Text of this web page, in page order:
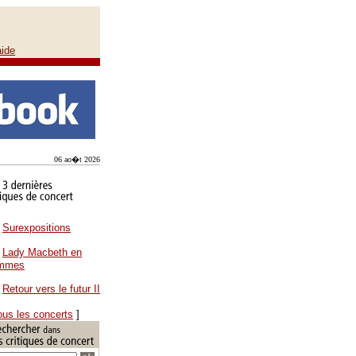
06 ao�t 2026
Surexpositions
Lady Macbeth en
Retour vers le futur II
les concerts ]